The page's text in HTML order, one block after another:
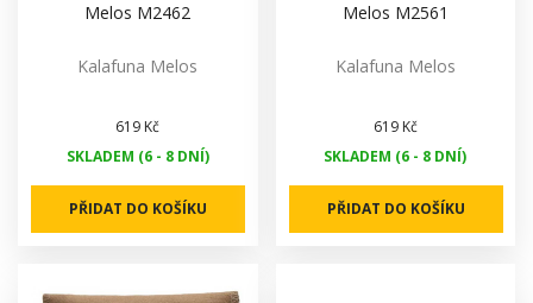
Melos M2462
Kalafuna Melos
619 Kč
SKLADEM (6 - 8 DNÍ)
PŘIDAT DO KOŠÍKU
Melos M2561
Kalafuna Melos
619 Kč
SKLADEM (6 - 8 DNÍ)
PŘIDAT DO KOŠÍKU